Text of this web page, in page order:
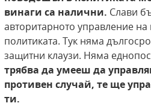
винаги са налични. Слави
авторитарното управление
политиката. Тук няма
защитни клаузи. Няма
трябва да умееш да
противен случай, те ще
ти.